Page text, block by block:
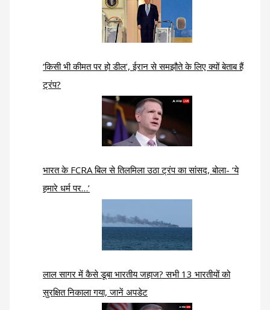
‘किसी भी कीमत पर हो डील’, ईरान से समझौते के लिए क्यों बेताब हैं
ट्रंप?
भारत के FCRA बिल से तिलमिला उठा ट्रंप का सांसद, बोला- ‘ये
हमारे धर्म पर…’
लाल सागर में कैसे डूबा भारतीय जहाज? सभी 13 भारतीयों को
सुरक्षित निकाला गया, जानें अपडेट